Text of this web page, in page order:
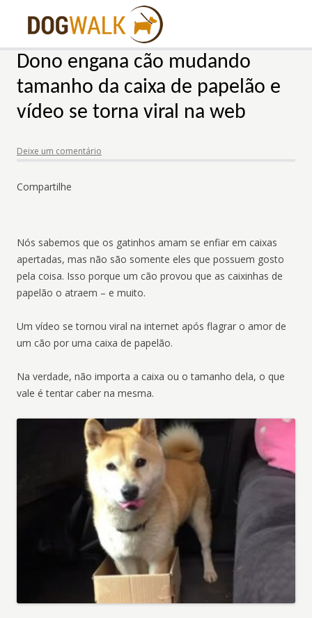
Dono engana cão mudando
tamanho da caixa de papelão e
vídeo se torna viral na web
Deixe um comentário
Compartilhe
Nós sabemos que os gatinhos amam se enfiar em caixas
apertadas, mas não são somente eles que possuem gosto
pela coisa. Isso porque um cão provou que as caixinhas de
papelão o atraem – e muito.
Um vídeo se tornou viral na internet após flagrar o amor de
um cão por uma caixa de papelão.
Na verdade, não importa a caixa ou o tamanho dela, o que
vale é tentar caber na mesma.